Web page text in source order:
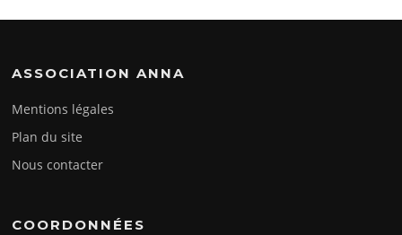
ASSOCIATION ANNA
Mentions légales
Plan du site
Nous contacter
COORDONNÉES